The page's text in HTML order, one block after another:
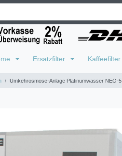
Ersatzfilter Kaffeefilter
Umkehrosmose-Anlage Platinumwasser NEO-5